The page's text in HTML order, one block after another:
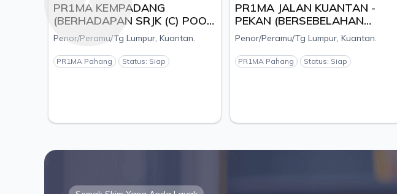
PR1MA KEMPADANG
(BERHADAPAN SRJK (C) POOI
MING), MUKIM KUALA
KUANTAN, DAERAH
KUANTAN, PAHANG - PEMAJU
ESTANIA S/B
Penor/Peramu/Tg Lumpur, Kuantan.
PR1MA Pahang Status: Siap
PR1MA JALAN KUANTAN -
PEKAN (BERSEBELAHAN
KOMPLEKS PENYAYANG),
DAERAH KUANTAN, PAHANG -
PEMAJU SM PELANGI
SDN.BHD
Penor/Peramu/Tg Lumpur, Kuantan.
PR1MA Pahang Status: Siap
Previous